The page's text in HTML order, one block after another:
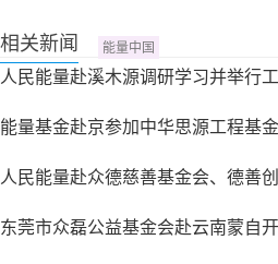
相关新闻 能量中国
人民能量赴溪木源调研学习并举行
能量基金赴京参加中华思源工程基
人民能量赴众德慈善基金会、德善
东莞市众磊公益基金会赴云南蒙自